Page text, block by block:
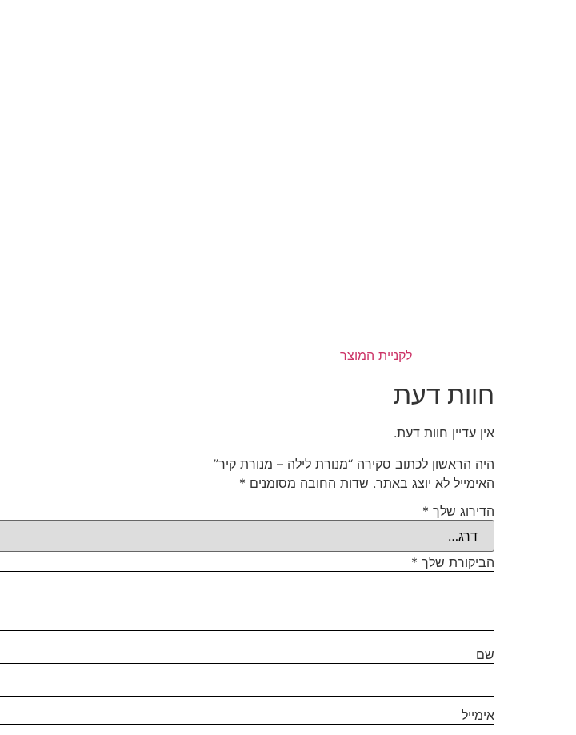
לקניית המוצר
חוות דעת
אין עדיין חוות דעת.
היה הראשון לכתוב סקירה “מנורת לילה – מנורת קיר”
האימייל לא יוצג באתר. שדות החובה מסומנים *
הדירוג שלך *
הביקורת שלך *
שם
אימייל